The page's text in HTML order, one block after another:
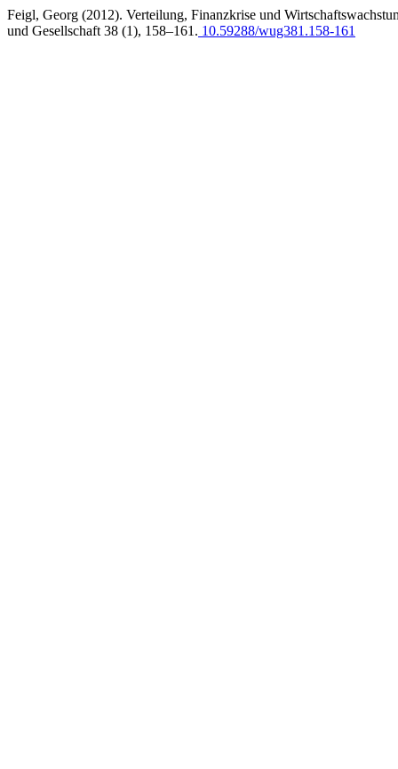
Feigl, Georg (2012). Verteilung, Finanzkrise und
und Gesellschaft 38 (1), 158–161. 10.59288/wug381.158-161